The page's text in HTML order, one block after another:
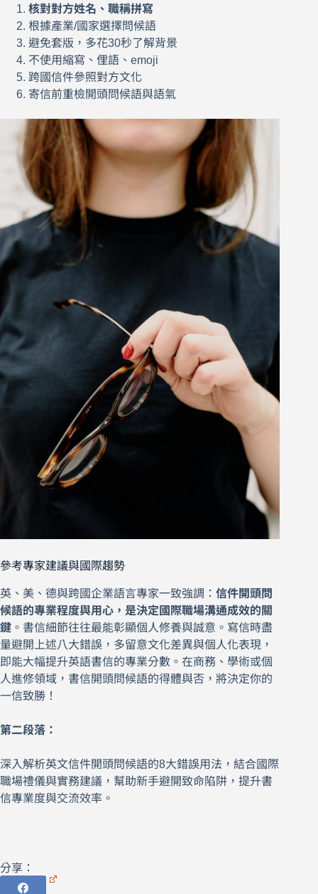
核對對方姓名、職稱拼寫
根據產業/國家選擇問候語
避免套版，多花30秒了解背景
不使用縮寫、俚語、emoji
跨國信件參照對方文化
寄信前重檢開頭問候語與語氣
參考專家建議與國際趨勢
英、美、德與跨國企業語言專家一致強調： 信件開頭問
候語的專業程度與用心，是決定國際職場溝通成效的關
鍵 。書信細節往往最能彰顯個人修養與誠意。寫信時盡
量避開上述八大錯誤，多留意文化差異與個人化表現，
即能大幅提升英語書信的專業分數。在商務、學術或個
人進修領域，書信開頭問候語的得體與否，將決定你的
一信致勝！
第二段落：
深入解析英文信件開頭問候語的8大錯誤用法，結合國際
職場禮儀與實務建議，幫助新手避開致命陷阱，提升書
信專業度與交流效率。
分享：